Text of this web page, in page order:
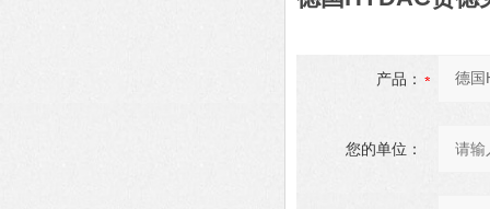
产品：
您的单位：